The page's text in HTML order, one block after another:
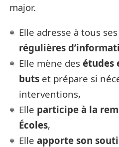
major.
Elle adresse à tous
régulières
Elle mène des études
butset prépare si
interventions,
Elle participe à la
Écoles,
Elle apporte son